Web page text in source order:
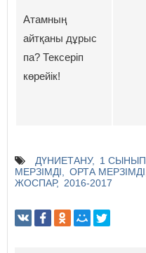
Атамның
айтқаны дұрыс
па? Тексеріп
көрейік!
ДҮНИЕТАНУ 1 СЫНЫП
МЕРЗІМДІ
ОРТА МЕРЗІМДІ
ЖОСПАР
2016-2017